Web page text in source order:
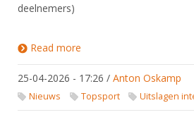
deelnemers)
Read more
25-04-2026 - 17:26 / Anton Oskamp
Nieuws Topsport Uitslagen